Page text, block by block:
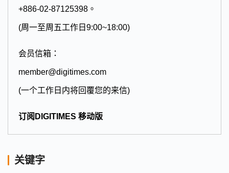
+886-02-87125398。
(周一至周五工作日9:00~18:00)
会员信箱：
member@digitimes.com
(一个工作日内将回覆您的来信)
订阅DIGITIMES 移动版
关键字